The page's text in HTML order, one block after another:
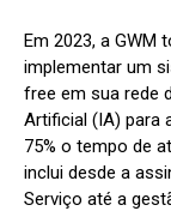
Em 2023, a GWM
implementar um
free em sua rede
Artificial (IA) para
75% o tempo de
inclui desde a
Serviço até a